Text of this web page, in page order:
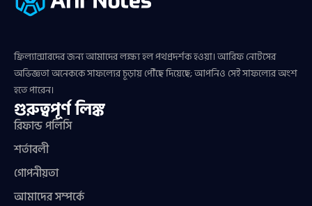
ফ্রিল্যান্সারদের জন্য আমাদের লক্ষ্য হল পথপ্রদর্শক হওয়া। আরিফ নোটসের
অভিজ্ঞতা অনেককে সাফল্যের চূড়ায় পৌঁছে দিয়েছে; আপনিও সেই সাফল্যের অংশ
হতে পারেন।
গুরুত্বপূর্ণ লিঙ্ক
রিফান্ড পলিসি
শর্তাবলী
গোপনীয়তা
আমাদের সম্পর্কে